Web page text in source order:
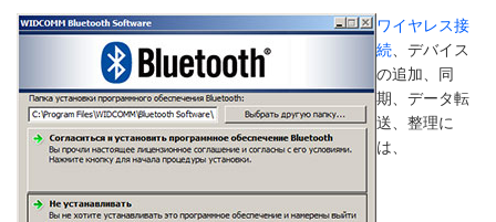
ワイヤレス接
続 、デバイス
の追加、同
期、データ転
送、整理に
は、